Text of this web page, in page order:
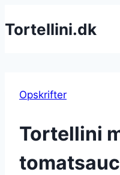
til
Tortellini.dk
Opskrifter
Tortellini